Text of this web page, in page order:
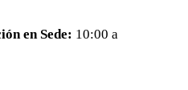
en Sede: 10:00 a